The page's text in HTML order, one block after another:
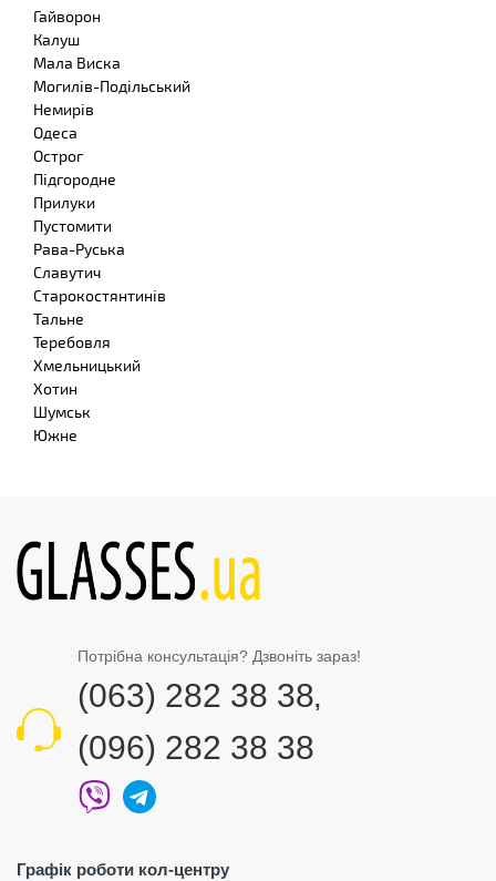
Гайворон
Калуш
Мала Виска
Могилів-Подільський
Немирів
Одеса
Острог
Підгородне
Прилуки
Пустомити
Рава-Руська
Славутич
Старокостянтинів
Тальне
Теребовля
Хмельницький
Хотин
Шумськ
Южне
Потрібна консультація? Дзвоніть зараз!
(063) 282 38 38,
(096) 282 38 38
Графік роботи кол-центру